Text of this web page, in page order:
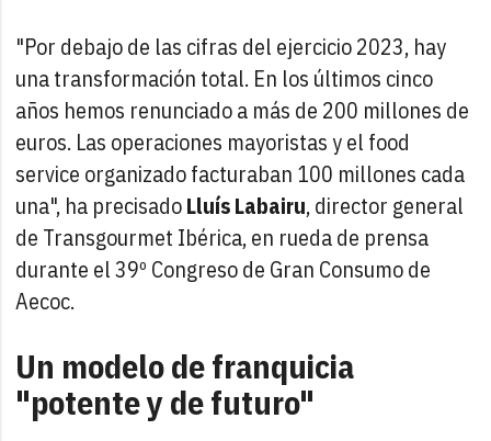
"Por debajo de las cifras del ejercicio 2023, hay
una transformación total. En los últimos cinco
años hemos renunciado a más de 200 millones de
euros. Las operaciones mayoristas y el food
service organizado facturaban 100 millones cada
una", ha precisadoLluís Labairu, director general
de Transgourmet Ibérica, en rueda de prensa
durante el 39º Congreso de Gran Consumo de
Aecoc.
Un modelo de franquicia
"potente y de futuro"